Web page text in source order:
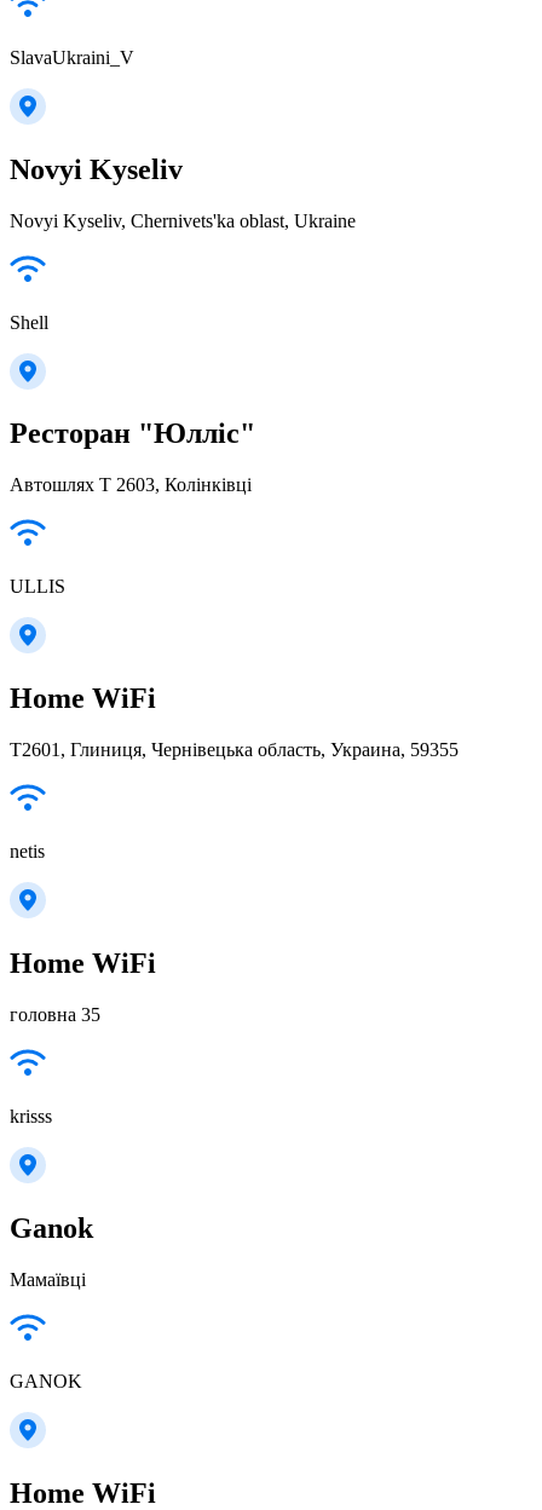
SlavaUkraini_V
Novyi Kyseliv
Novyi Kyseliv, Chernivets'ka oblast, Ukraine
Shell
Ресторан "Юлліс"
Автошлях Т 2603, Колінківці
ULLIS
Home WiFi
Т2601, Глиниця, Чернівецька область, Украина, 59355
netis
Home WiFi
головна 35
krisss
Ganok
Мамаївці
GANOK
Home WiFi